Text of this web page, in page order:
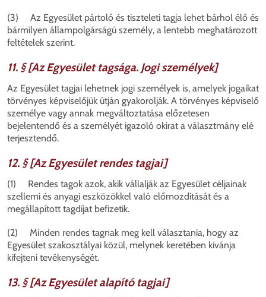
(3) Az Egyesület pártoló és tiszteleti tagja lehet bárhol élő és
bármilyen állampolgárságú személy, a lentebb meghatározott
feltételek szerint.
11. § [Az Egyesület tagsága. Jogi személyek]
Az Egyesület tagjai lehetnek jogi személyek is, amelyek jogaikat
törvényes képviselőjük útján gyakorolják. A törvényes képviselő
személye vagy annak megváltoztatása előzetesen
bejelentendő és a személyét igazoló okirat a választmány elé
terjesztendő.
12. § [Az Egyesület rendes tagjai]
(1) Rendes tagok azok, akik vállalják az Egyesület céljainak
szellemi és anyagi eszközökkel való előmozdítását és a
megállapított tagdíjat befizetik.
(2) Minden rendes tagnak meg kell választania, hogy az
Egyesület szakosztályai közül, melynek keretében kívánja
kifejteni tevékenységét.
13. § [Az Egyesület alapító tagjai]